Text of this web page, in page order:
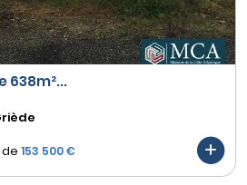
638m²...
153 500 €